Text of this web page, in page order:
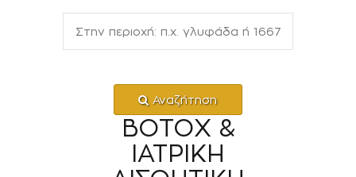
Αναζήτηση
BΟΤΟΧ &
ΙΑΤΡΙΚΗ